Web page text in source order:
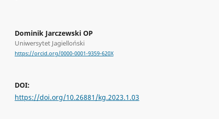
Dominik Jarczewski OP
Uniwersytet Jagielloński
https://orcid.org/0000-0001-9359-620X
DOI:
https://doi.org/10.26881/kg.2023.1.03